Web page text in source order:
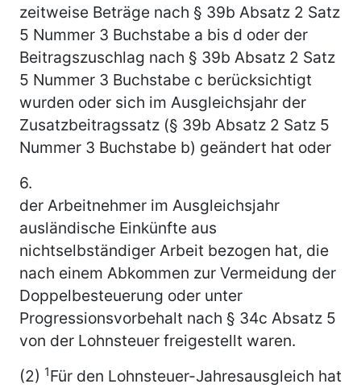
zeitweise Beträge nach § 39b Absatz 2 Satz
5 Nummer 3 Buchstabe a bis d oder der
Beitragszuschlag nach § 39b Absatz 2 Satz
5 Nummer 3 Buchstabe c berücksichtigt
wurden oder sich im Ausgleichsjahr der
Zusatzbeitragssatz (§ 39b Absatz 2 Satz 5
Nummer 3 Buchstabe b) geändert hat oder
6.
der Arbeitnehmer im Ausgleichsjahr
ausländische Einkünfte aus
nichtselbständiger Arbeit bezogen hat, die
nach einem Abkommen zur Vermeidung der
Doppelbesteuerung oder unter
Progressionsvorbehalt nach § 34c Absatz 5
von der Lohnsteuer freigestellt waren.
(2) 1Für den Lohnsteuer-Jahresausgleich hat